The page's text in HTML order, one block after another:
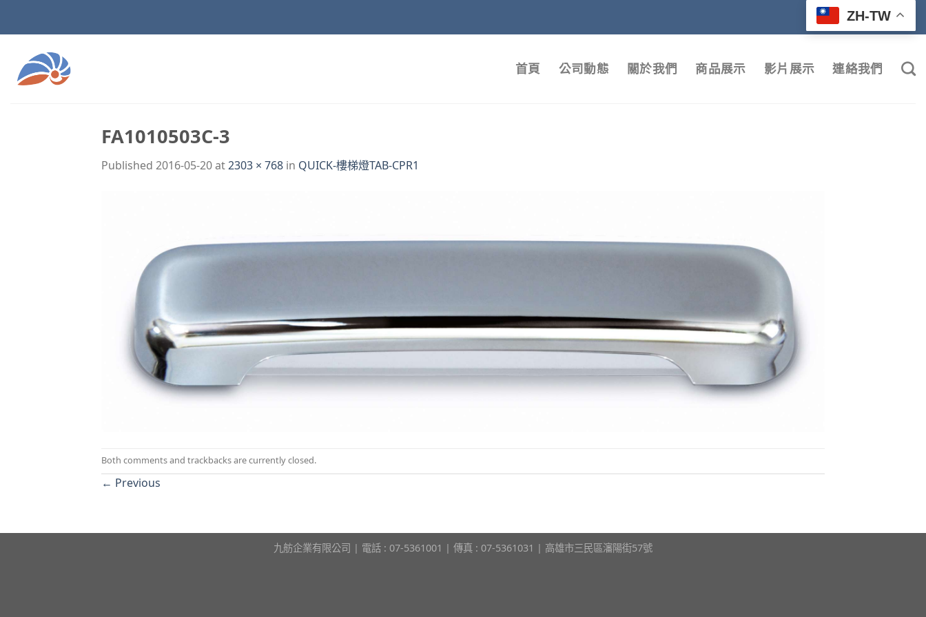
ZH-TW
首頁 公司動態 關於我們 商品展示 影片展示 連絡我們
FA1010503C-3
Published 2016-05-20at2303 × 768 in QUICK-樓梯燈TAB-CPR1
Both comments and trackbacks are currently closed.
← Previous
九舫企業有限公司 | 電話 : 07-5361001 | 傳真 : 07-5361031 | 高雄市三民區瀋陽街57號